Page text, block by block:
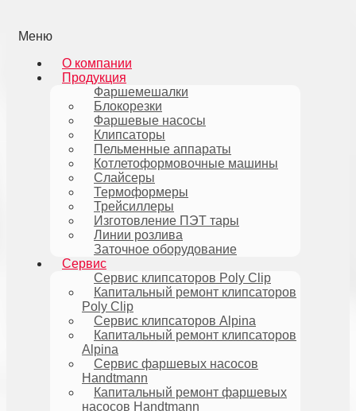
Меню
О компании
Продукция
Фаршемешалки
Блокорезки
Фаршевые насосы
Клипсаторы
Пельменные аппараты
Котлетоформовочные машины
Слайсеры
Термоформеры
Трейсиллеры
Изготовление ПЭТ тары
Линии розлива
Заточное оборудование
Сервис
Сервис клипсаторов Poly Clip
Капитальный ремонт клипсаторов
Poly Clip
Сервис клипсаторов Alpina
Капитальный ремонт клипсаторов
Alpina
Сервис фаршевых насосов
Handtmann
Капитальный ремонт фаршевых
насосов Handtmann